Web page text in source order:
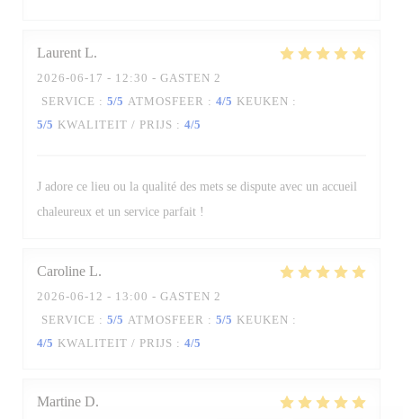
Laurent L
2026-06-17 - 12:30 - GASTEN 2
SERVICE : 5/5 ATMOSFEER : 4/5 KEUKEN :
5/5 KWALITEIT / PRIJS : 4/5
J adore ce lieu ou la qualité des mets se dispute avec un accueil
chaleureux et un service parfait !
Caroline L
2026-06-12 - 13:00 - GASTEN 2
SERVICE : 5/5 ATMOSFEER : 5/5 KEUKEN :
4/5 KWALITEIT / PRIJS : 4/5
Martine D
La Table des Oliviers